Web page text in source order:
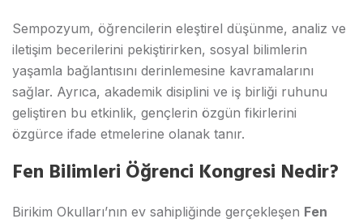
Sempozyum, öğrencilerin eleştirel düşünme, analiz ve
iletişim becerilerini pekiştirirken, sosyal bilimlerin
yaşamla bağlantısını derinlemesine kavramalarını
sağlar. Ayrıca, akademik disiplini ve iş birliği ruhunu
geliştiren bu etkinlik, gençlerin özgün fikirlerini
özgürce ifade etmelerine olanak tanır.
Fen Bilimleri Öğrenci Kongresi Nedir?
Birikim Okulları’nın ev sahipliğinde gerçekleşen Fen